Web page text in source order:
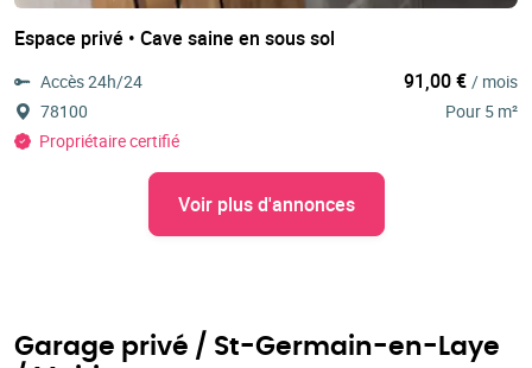
Espace privé • Cave saine en sous sol
Accès 24h/24
78100
Propriétaire certifié
91,00 € / mois
Pour 5 m²
Voir plus d'annonces
Garage privé / St-Germain-en-Laye